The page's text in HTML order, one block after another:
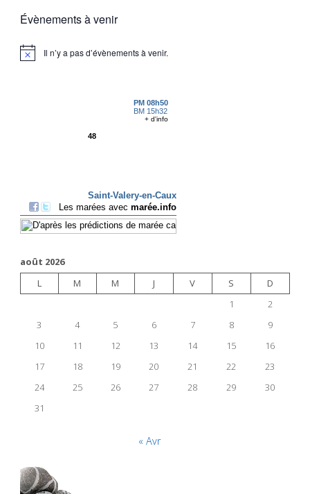
Évènements à venir
Il n’y a pas d’évènements à venir.
août 2026
L
M M J V S
D
1
2
3
4 5 6 7 8
9
10
11 12 13 14 15
16
17
18 19 20 21 22
23
24
25 26 27 28 29
30
31
« Avr